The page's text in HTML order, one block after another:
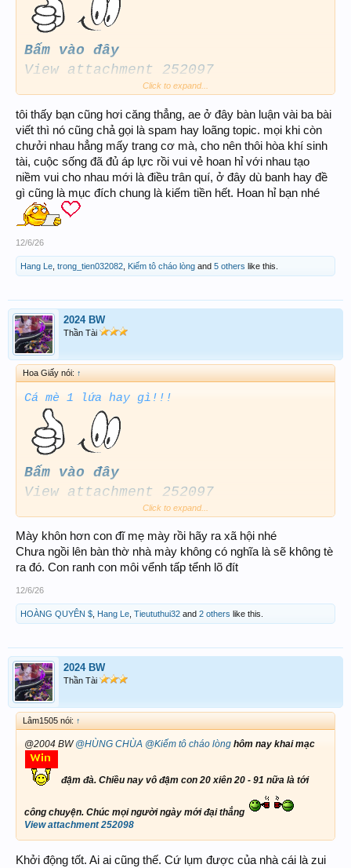
Bấm vào đây
View attachment 252097
Nói với người ngủ thì nói mãi có
hiểu đâu
Về Bình Dương bán nước tương đi
Click to expand...
tôi thấy bạn cũng hơi căng thẳng, ae ở đây bàn luận vài ba bài
viết thì nó cũng chả gọi là spam hay loãng topic. mọi khi còn
chưởi nhau hẳng mấy trang cơ mà, cho nên thôi hòa khí sinh
tài, cuộc sống đã đủ áp lực rồi vui vẻ hoan hỉ với nhau tạo
niềm vui cho nhau mới là điều trân quí, ở đây dù banh hay đề
gì cũng là mục đích chung là kiếm tiền hết. Hoan hỉ bạn nhé
12/6/26
Hang Le trong_tien032082 Kiếm tô cháo lòng and 5 others like this.
2024 BW
Thần Tài
Hoa Giấy nói: ↑
Cá mè 1 lứa hay gì!!!
Bấm vào đây
View attachment 252097
Nói với người ngủ thì nói mãi có
hiểu đâu
Về Bình Dương bán nước tương đi
Click to expand...
Mày khôn hơn con đĩ mẹ mày rồi hãy ra xã hội nhé
Chưa ngồi lên bàn thờ nhà mày không có nghĩa là sẽ không tè
ra đó. Con ranh con môi vểnh tấp tểnh lõ đít
12/6/26
HOÀNG QUYÊN $ Hang Le Tieututhui32 and 2 others like this.
2024 BW
Thần Tài
Lâm1505 nói: ↑
@2004 BW @HÙNG CHÙA @Kiếm tô cháo lòng hôm nay khai mạc
đậm đà. Chiều nay vô đậm con 20 xiên 20 - 91 nữa là tới
công chuyện. Chúc mọi người ngày mới đại thắng
View attachment 252098
Khởi động tốt. Ai ai cũng thế. Cứ lụm được của nhà cái là zui